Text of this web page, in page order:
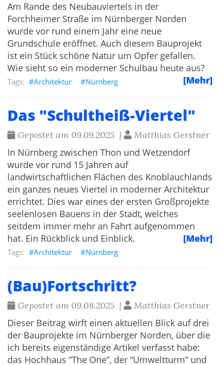
Am Rande des Neubauviertels in der
Forchheimer Straße im Nürnberger Norden
wurde vor rund einem Jahr eine neue
Grundschule eröffnet. Auch diesem Bauprojekt
ist ein Stück schöne Natur um Opfer gefallen.
Wie sieht so ein moderner Schulbau heute aus?
[Mehr]
Architektur Nürnberg
Das "Schultheiß-Viertel"
Gepostet am 09.09.2025 |
Matthias Gerstner
In Nürnberg zwischen Thon und Wetzendorf
wurde vor rund 15 Jahren auf
landwirtschaftlichen Flächen des Knoblauchlands
ein ganzes neues Viertel in moderner Architektur
errichtet. Dies war eines der ersten Großprojekte
seelenlosen Bauens in der Stadt, welches
seitdem immer mehr an Fahrt aufgenommen
hat. Ein Rückblick und Einblick.
[Mehr]
Architektur Nürnberg
(Bau)Fortschritt?
Gepostet am 09.08.2025 |
Matthias Gerstner
Dieser Beitrag wirft einen aktuellen Blick auf drei
der Bauprojekte im Nürnberger Norden, über die
ich bereits eigenständige Artikel verfasst habe:
das Hochhaus “The One”, der “Umweltturm” und